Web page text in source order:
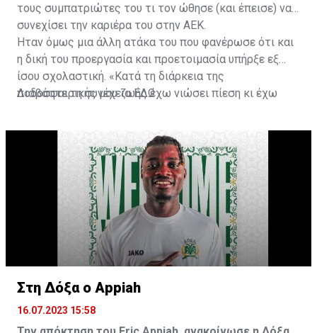
τους συμπατριώτες του τι τον ώθησε (και έπεισε) να
συνεχίσει την καριέρα του στην ΑΕΚ.
Ήταν όμως μια άλλη ατάκα του που φανέρωσε ότι και
η δική του προεργασία και προετοιμασία υπήρξε εξ
ίσου σχολαστική. «Κατά τη διάρκεια της
ποδοσφαιρικής μου ζωής έχω νιώσει πίεση κι έχω
31χρονος άσος.
Διαβάστε τη συνέχειαΕΔΩ
Στη Δόξα ο Appiah
16.07.2023 15:58